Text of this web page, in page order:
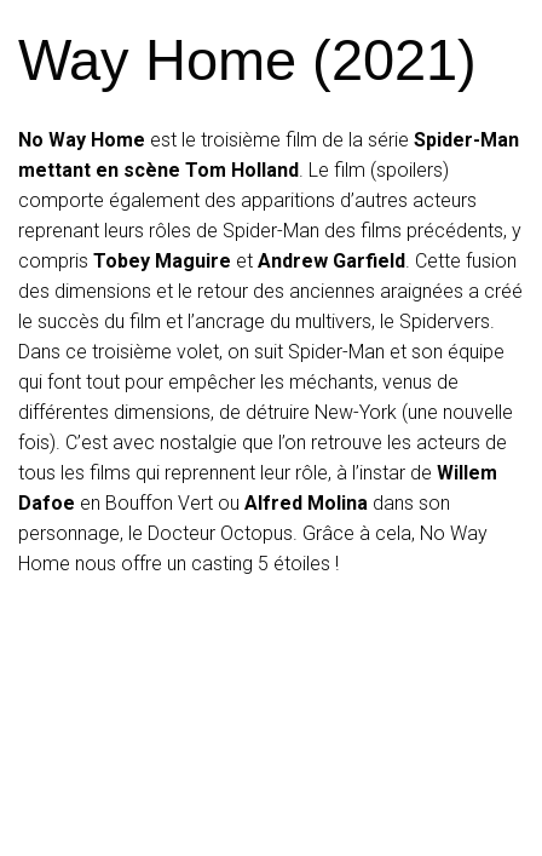
Way Home (2021)
No Way Home est le troisième film de la série Spider-Man
mettant en scène Tom Holland. Le film (spoilers)
comporte également des apparitions d’autres acteurs
reprenant leurs rôles de Spider-Man des films précédents, y
compris Tobey Maguire et Andrew Garfield. Cette fusion
des dimensions et le retour des anciennes araignées a créé
le succès du film et l’ancrage du multivers, le Spidervers.
Dans ce troisième volet, on suit Spider-Man et son équipe
qui font tout pour empêcher les méchants, venus de
différentes dimensions, de détruire New-York (une nouvelle
fois). C’est avec nostalgie que l’on retrouve les acteurs de
tous les films qui reprennent leur rôle, à l’instar de Willem
Dafoe en Bouffon Vert ou Alfred Molina dans son
personnage, le Docteur Octopus. Grâce à cela, No Way
Home nous offre un casting 5 étoiles !